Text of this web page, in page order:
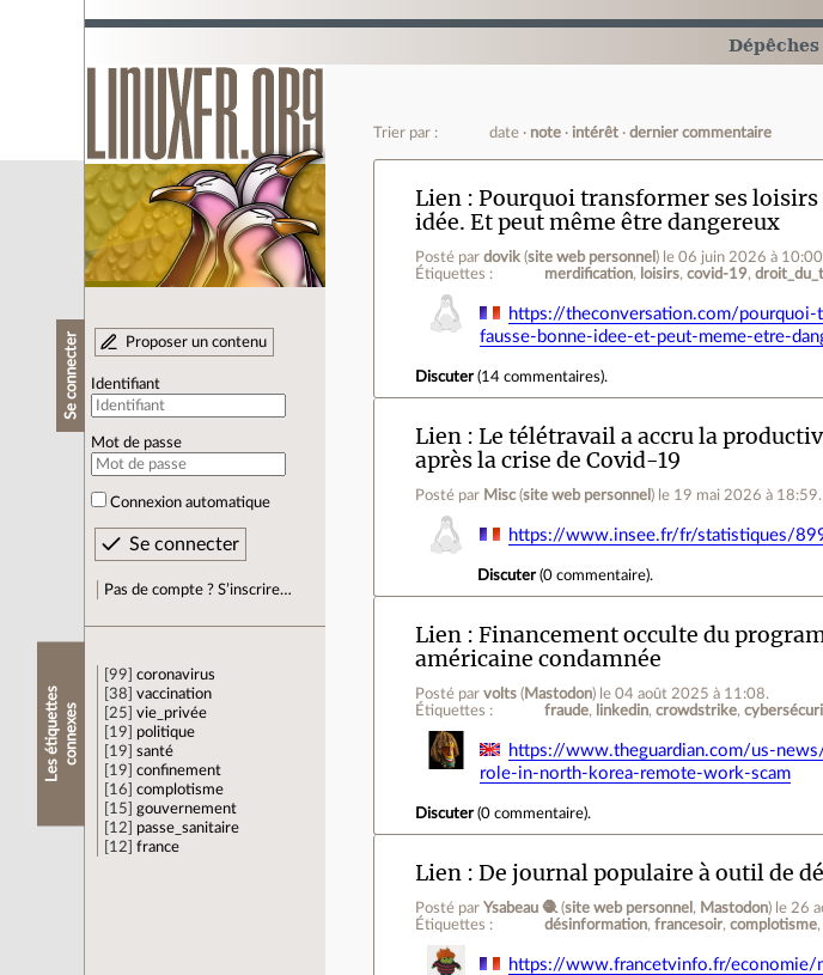
Dépêches
Se connecter Proposer un contenu
Identifiant
Mot de passe
Connexion automatique
Pas de compte ? S’inscrire…
L
e
s
é
t
i
q
u
e
tt
e
s
c
o
n
n
e
x
es
99
coronavirus
38
vaccination
25
vie_privée
19
politique
19
santé
19
confinement
16
complotisme
15
gouvernement
12
passe_sanitaire
12
france
Trier par : date note intérêt dernier commentaire
Lien
Pourquoi transformer ses loisirs
idée. Et peut même être dangereux
Posté pardovik (site web personnel ) le 06 juin 2026 à 10:00
Étiquettes :
merdification loisirs covid-19
https://theconversation.com/
fausse-bonne-idee-et-peut-meme-etre-
Discuter(14 commentaires).
Lien
Le télétravail a accru la
après la crise de Covid-19
Posté par Misc(site web personnel ) le 19 mai 2026 à 18:59.
https://www.insee.fr/fr/statistiques/
Discuter(0 commentaire).
Lien
Financement occulte du
américaine condamnée
Posté parvolts ( Mastodon) le 04 août 2025 à 11:08.
Étiquettes :
fraude linkedin crowdstrike
https://www.theguardian.com/us-
role-in-north-korea-remote-work-scam
Discuter(0 commentaire).
Lien De journal populaire à outil de
Posté parYsabeau 🧶 (site web personnel , Mastodon) le 26
Étiquettes :
désinformation francesoir complotisme
https://www.francetvinfo.fr/economie/